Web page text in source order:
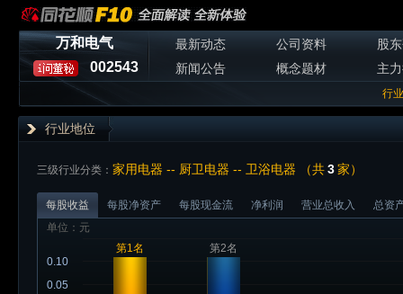
万和电气
002543
最新动态 公司资料
股
新闻公告
概念题材 主
行
行业地位
三级行业分类： 家用电器 -- 厨卫电器 -- 卫浴电器 （共3家）
每股收益 每股净资产 每股现金流 净利润 营业总收入
总资
单位：元
0.05
0.10
第1名 第2名